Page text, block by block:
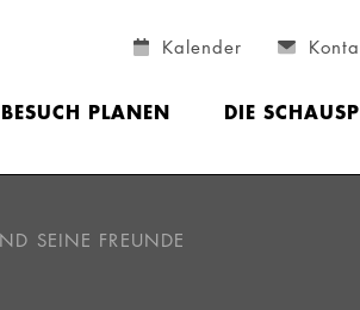
Kalender
BESUCH PLANEN DIE
SEINE FREUNDE